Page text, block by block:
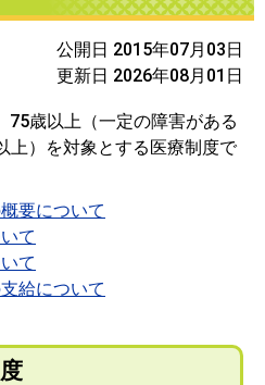
公開日 2015年07月03日
更新日 2026年08月01日
75歳以上（一定の障害がある
上）を対象とする医療制度で
要について
て
て
給について